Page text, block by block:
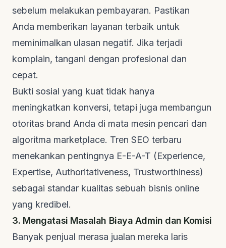
sebelum melakukan pembayaran. Pastikan
Anda memberikan layanan terbaik untuk
meminimalkan ulasan negatif. Jika terjadi
komplain, tangani dengan profesional dan
cepat.
Bukti sosial yang kuat tidak hanya
meningkatkan konversi, tetapi juga membangun
otoritas brand Anda di mata mesin pencari dan
algoritma marketplace. Tren SEO terbaru
menekankan pentingnya E-E-A-T (Experience,
Expertise, Authoritativeness, Trustworthiness)
sebagai standar kualitas sebuah bisnis online
yang kredibel.
3. Mengatasi Masalah Biaya Admin dan Komisi
Banyak penjual merasa jualan mereka laris